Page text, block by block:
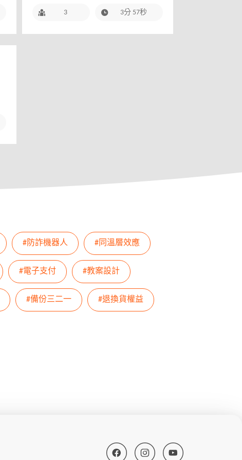
3 3分 57秒
#防詐機器人 #同溫層效應
#電子支付 #教案設計
#備份三二一 #退換貨權益